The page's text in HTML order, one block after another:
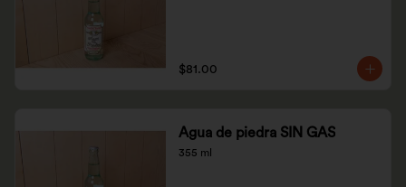
$81.00
Agua de piedra SIN GAS
355 ml